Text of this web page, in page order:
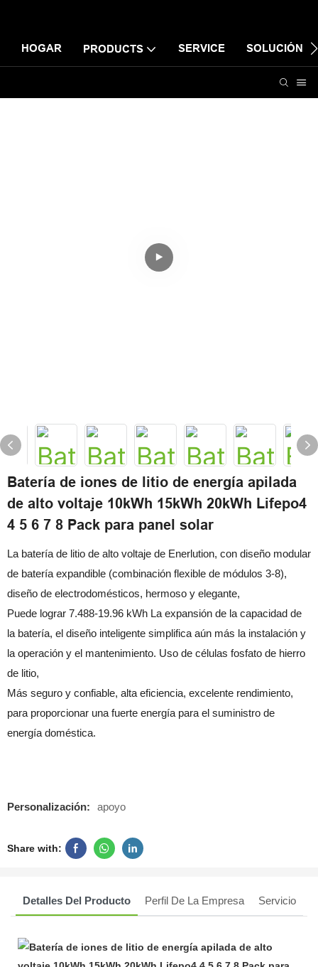
HOGAR PRODUCTS SERVICE SOLUCIÓN
Batería de iones de litio de energía apilada
de alto voltaje 10kWh 15kWh 20kWh Lifepo4
4 5 6 7 8 Pack para panel solar
La batería de litio de alto voltaje de Enerlution, con diseño modular
de batería expandible (combinación flexible de módulos 3-8),
diseño de electrodomésticos, hermoso y elegante,
Puede lograr 7.488-19.96 kWh La expansión de la capacidad de
la batería, el diseño inteligente simplifica aún más la instalación y
la operación y el mantenimiento. Uso de células fosfato de hierro
de litio,
Más seguro y confiable, alta eficiencia, excelente rendimiento,
para proporcionar una fuerte energía para el suministro de
energía doméstica.
Personalización: apoyo
Share with:
Detalles Del Producto Perfil De La Empresa Servicio